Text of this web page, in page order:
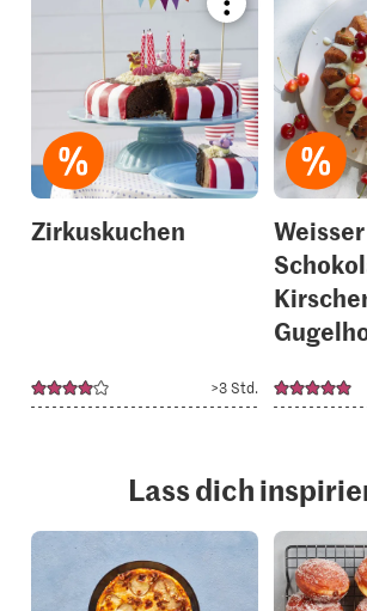
Bookmark
recipe
add
it
to
your
collections.
Zirkuskuchen
>3 Std.
Weisser
Lass dich